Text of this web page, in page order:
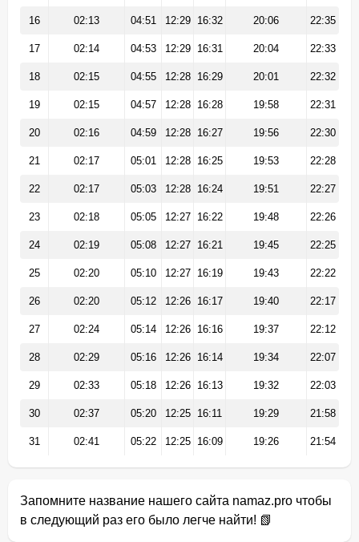
16 02:13 04:51 12:29 16:32 20:06 22:35
17 02:14 04:53 12:29 16:31 20:04 22:33
18 02:15 04:55 12:28 16:29 20:01 22:32
19 02:15 04:57 12:28 16:28 19:58 22:31
20 02:16 04:59 12:28 16:27 19:56 22:30
21 02:17 05:01 12:28 16:25 19:53 22:28
22 02:17 05:03 12:28 16:24 19:51 22:27
23 02:18 05:05 12:27 16:22 19:48 22:26
24 02:19 05:08 12:27 16:21 19:45 22:25
25 02:20 05:10 12:27 16:19 19:43 22:22
26 02:20 05:12 12:26 16:17 19:40 22:17
27 02:24 05:14 12:26 16:16 19:37 22:12
28 02:29 05:16 12:26 16:14 19:34 22:07
29 02:33 05:18 12:26 16:13 19:32 22:03
30 02:37 05:20 12:25 16:11 19:29 21:58
31 02:41 05:22 12:25 16:09 19:26 21:54
Запомните название нашего сайта namaz.pro чтобы
в следующий раз его было легче найти! 📗